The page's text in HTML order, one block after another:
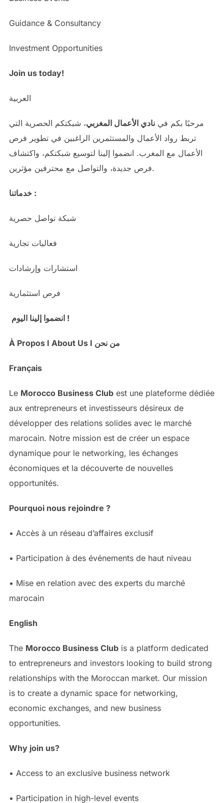
Guidance & Consultancy
Investment Opportunities
Join us today!
العربية
مرحبًا بكم فينادي الأعمال المغربي، شبكتكم الحصرية التي
تربط رواد الأعمال والمستثمرين الراغبين في تطوير فرص
الأعمال مع المغرب. انضموا إلينا لتوسيع شبكتكم، واكتشاف
فرص جديدة، والتواصل مع محترفين مؤثرين.
خدماتنا :
شبكة تواصل حصرية
فعاليات تجارية
استشارات وإرشادات
فرص استثمارية
انضموا إلينا اليوم !
À Propos I About Us I من نحن
Français
Le Morocco Business Clubest une plateforme dédiée
aux entrepreneurs et investisseurs désireux de
développer des relations solides avec le marché
marocain. Notre mission est de créer un espace
dynamique pour le networking, les échanges
économiques et la découverte de nouvelles
opportunités.
Pourquoi nous rejoindre ?
• Accès à un réseau d’affaires exclusif
• Participation à des événements de haut niveau
• Mise en relation avec des experts du marché
marocain
English
The Morocco Business Clubis a platform dedicated
to entrepreneurs and investors looking to build strong
relationships with the Moroccan market. Our mission
is to create a dynamic space for networking,
economic exchanges, and new business
opportunities.
Why join us?
• Access to an exclusive business network
• Participation in high-level events